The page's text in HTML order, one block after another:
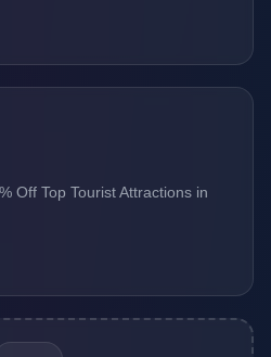
Off Top Tourist Attractions in